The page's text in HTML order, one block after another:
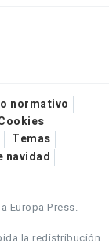
normativo
Temas
navidad
Europa Press.
la redistribución